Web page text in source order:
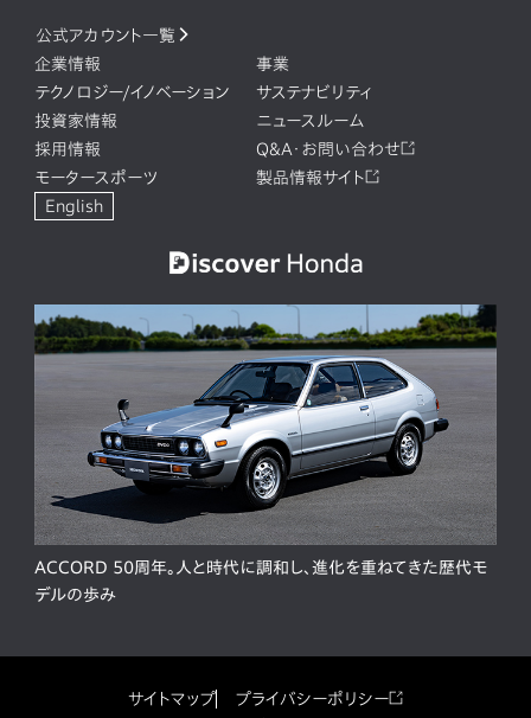
公式アカウント一覧
企業情報
事業
テクノロジー/イノベーション
サステナビリティ
投資家情報
ニュースルーム
採用情報
Q&A・お問い合わせ
モータースポーツ
製品情報サイト
English
ACCORD 50周年。人と時代に調和し、進化を重ねてきた歴代モ
デルの歩み
サイトマップ
プライバシーポリシー